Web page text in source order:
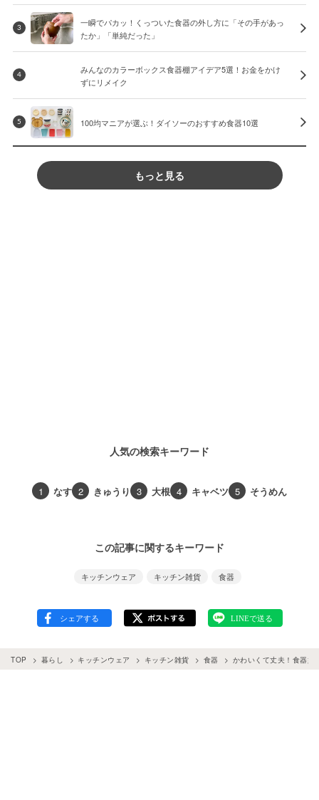
3
一瞬でパカッ！くっついた食器の外し方に「その手があっ
たか」「単純だった」
4
みんなのカラーボックス食器棚アイデア5選！お金をかけ
ずにリメイク
5 100均マニアが選ぶ！ダイソーのおすすめ食器10選
もっと見る
人気の検索キーワード
1 なす 2 きゅうり 3 大根 4 キャベツ 5 そうめん
この記事に関するキーワード
キッチンウェア キッチン雑貨 食器
TOP 暮らし キッチンウェア キッチン雑貨 食器 かわいくて丈夫！食器好